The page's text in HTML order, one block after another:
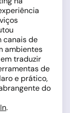
canais de
ambientes
traduzir
de
e prático,
do
.